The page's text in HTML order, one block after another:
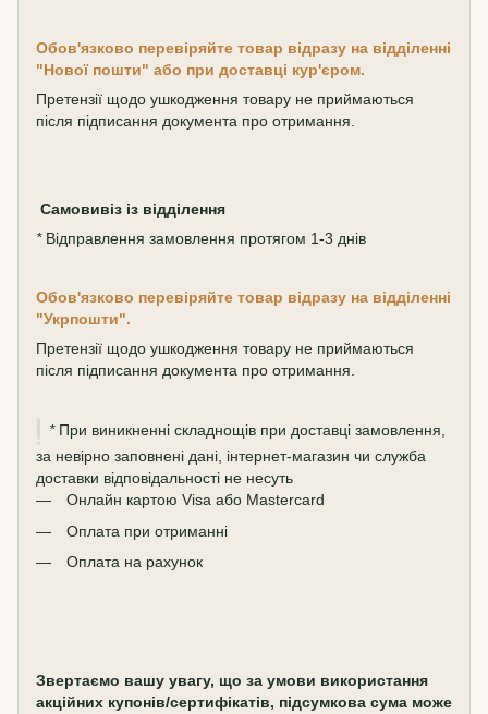
Обов'язково перевіряйте товар відразу на відділенні
"Нової пошти" або при доставці кур'єром.
Претензії щодо ушкодження товару не приймаються
після підписання документа про отримання.
Самовивіз із відділення
* Відправлення замовлення протягом 1-3 днів
Обов'язково перевіряйте товар відразу на відділенні
"Укрпошти".
Претензії щодо ушкодження товару не приймаються
після підписання документа про отримання.
* При виникненні складнощів при доставці замовлення,
за невірно заповнені дані, інтернет-магазин чи служба
доставки відповідальності не несуть
Онлайн картою Visa або Mastercard
Оплата при отриманні
Оплата на рахунок
Звертаємо вашу увагу, що за умови використання
акційних купонів/сертифікатів, підсумкова сума може